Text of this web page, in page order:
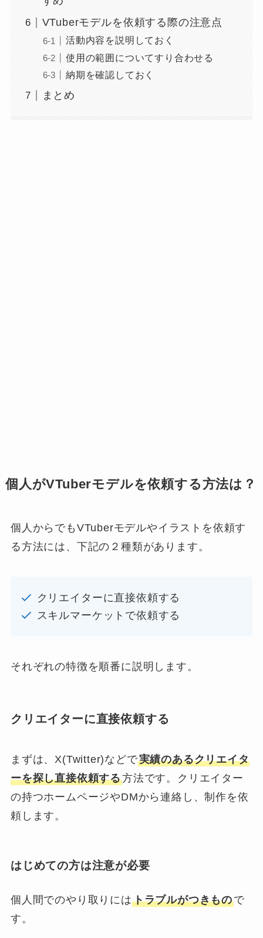
VTuberモデルを依頼する際の注意点
活動内容を説明しておく
使用の範囲についてすり合わせる
納期を確認しておく
まとめ
個人がVTuberモデルを依頼する方法は？
個人からでもVTuberモデルやイラストを依頼す
る方法には、下記の２種類があります。
クリエイターに直接依頼する
スキルマーケットで依頼する
それぞれの特徴を順番に説明します。
クリエイターに直接依頼する
まずは、X(Twitter)などで実績のあるクリエイタ
ーを探し直接依頼する方法です。クリエイター
の持つホームページやDMから連絡し、制作を依
頼します。
はじめての方は注意が必要
個人間でのやり取りにはトラブルがつきもので
す。